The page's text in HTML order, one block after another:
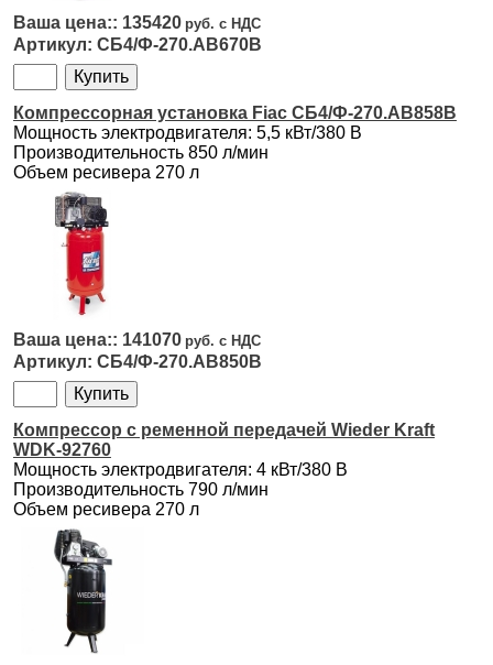
135420
СБ4/Ф-270.AB670B
Компрессорная установка Fiac СБ4/Ф-270.AB858B
Мощность электродвигателя: 5,5 кВт/380 В
Производительность 850 л/мин
Объем ресивера 270 л
141070
СБ4/Ф-270.AB850B
Компрессор с ременной передачей Wieder Kraft
WDK-92760
Мощность электродвигателя: 4 кВт/380 В
Производительность 790 л/мин
Объем ресивера 270 л